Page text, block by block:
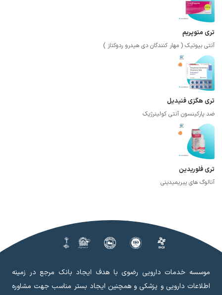
تری متوپریم
آنتی بیوتیک ( مهار کنندگان دی هیدرو ردوکتاز )
تری هگزی فنیدیل
ضد پارکینسون آنتی کولینرژیک
تری فلوریدین
آنالوگ های پیریمیدینی
موسسه خدمات دارویی رضوی با هدف ایجاد بانک مرجع در زمینه
اطلاعات دارویی و پزشکی و همچنین ایجاد بستر مناسب جهت مشاوره